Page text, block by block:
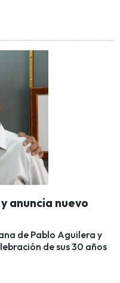
anuncia nuevo
de Pablo Aguilera y
de sus 30 años